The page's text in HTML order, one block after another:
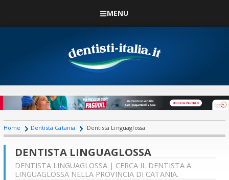
MENU
Home Dentista Catania Dentista Linguaglossa
DENTISTA LINGUAGLOSSA
DENTISTA LINGUAGLOSSA | CERCA IL DENTISTA A
LINGUAGLOSSA NELLA PROVINCIA DI CATANIA.